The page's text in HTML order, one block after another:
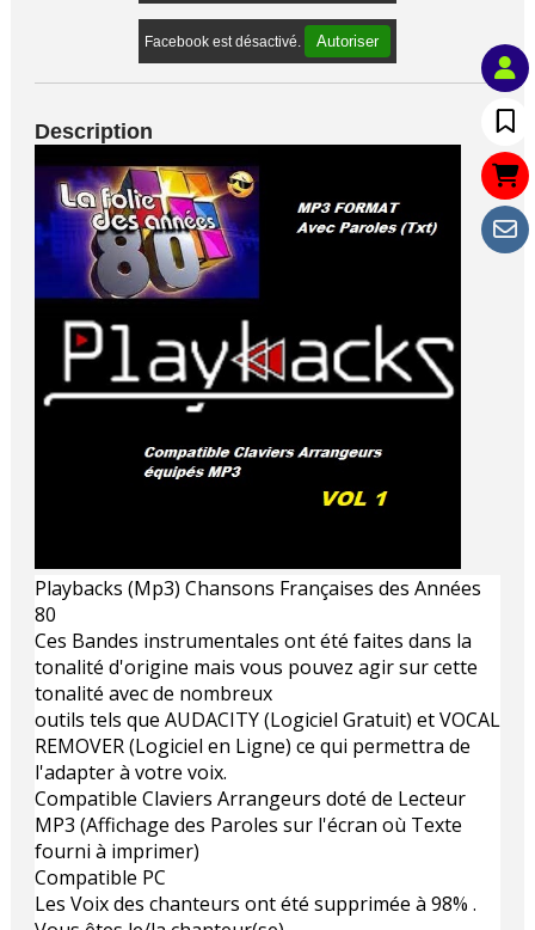
Facebook est désactivé. Autoriser
Description
Playbacks (Mp3) Chansons Françaises des Années
80
Ces Bandes instrumentales ont été faites dans la
tonalité d'origine mais vous pouvez agir sur cette
tonalité avec de nombreux
outils tels que AUDACITY (Logiciel Gratuit) et VOCAL
REMOVER (Logiciel en Ligne) ce qui permettra de
l'adapter à votre voix.
Compatible Claviers Arrangeurs doté de Lecteur
MP3 (Affichage des Paroles sur l'écran où Texte
fourni à imprimer)
Compatible PC
Les Voix des chanteurs ont été supprimée à 98% .